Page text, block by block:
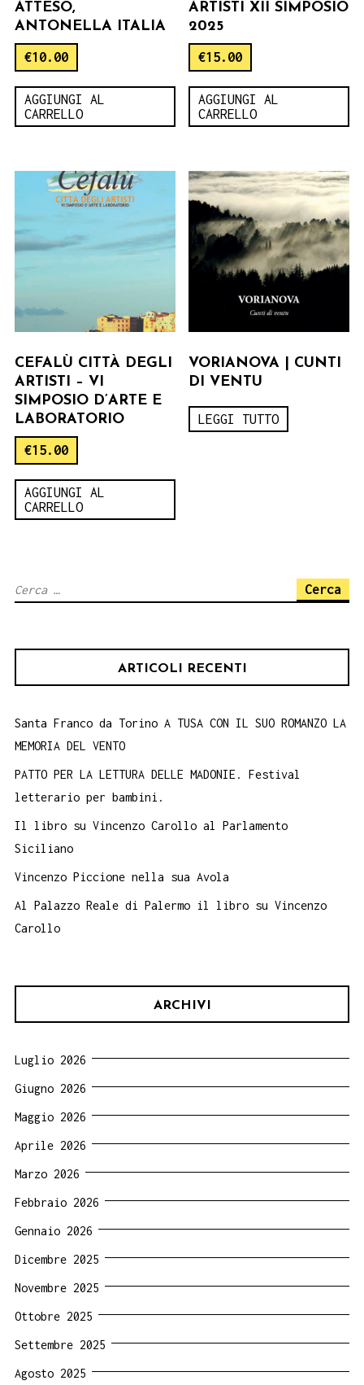
ATTESO,
ANTONELLA ITALIA
€10.00
AGGIUNGI AL
CARRELLO
ARTISTI XII SIMPOSIO
2025
€15.00
AGGIUNGI AL
CARRELLO
CEFALÙ CITTÀ DEGLI
ARTISTI – VI
SIMPOSIO D’ARTE E
LABORATORIO
€15.00
AGGIUNGI AL
CARRELLO
VORIANOVA | CUNTI
DI VENTU
LEGGI TUTTO
Ricerca
ARTICOLI RECENTI
Santa Franco da Torino A TUSA CON IL SUO ROMANZO LA
MEMORIA DEL VENTO
PATTO PER LA LETTURA DELLE MADONIE. Festival
letterario per bambini.
Il libro su Vincenzo Carollo al Parlamento
Siciliano
Vincenzo Piccione nella sua Avola
Al Palazzo Reale di Palermo il libro su Vincenzo
Carollo
ARCHIVI
Luglio 2026
Giugno 2026
Maggio 2026
Aprile 2026
Marzo 2026
Febbraio 2026
Gennaio 2026
Dicembre 2025
Novembre 2025
Ottobre 2025
Settembre 2025
Agosto 2025